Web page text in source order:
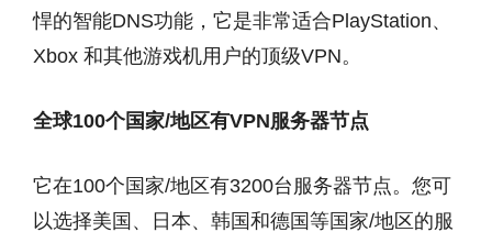
悍的智能DNS功能，它是非常适合PlayStation、
Xbox 和其他游戏机用户的顶级VPN。
全球100个国家/地区有VPN服务器节点
它在100个国家/地区有3200台服务器节点。您可
以选择美国、日本、韩国和德国等国家/地区的服